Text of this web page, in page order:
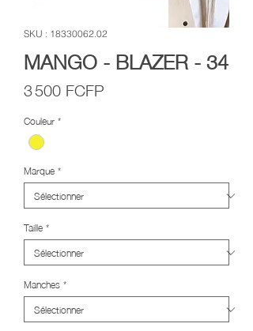
SKU : 18330062.02
MANGO - BLAZER - 34
3 500 FCFP
Couleur*
Marque*
Taille*
Manches*